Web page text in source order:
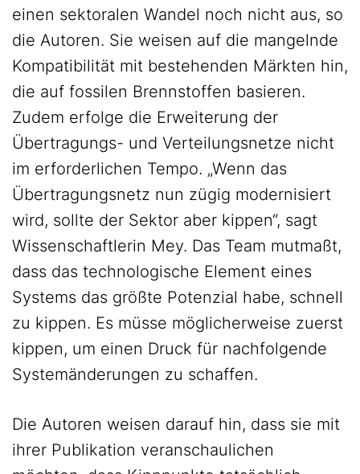
einen sektoralen Wandel noch nicht aus, so
die Autoren. Sie weisen auf die mangelnde
Kompatibilität mit bestehenden Märkten hin,
die auf fossilen Brennstoffen basieren.
Zudem erfolge die Erweiterung der
Übertragungs- und Verteilungsnetze nicht
im erforderlichen Tempo. „Wenn das
Übertragungsnetz nun zügig modernisiert
wird, sollte der Sektor aber kippen“, sagt
Wissenschaftlerin Mey. Das Team mutmaßt,
dass das technologische Element eines
Systems das größte Potenzial habe, schnell
zu kippen. Es müsse möglicherweise zuerst
kippen, um einen Druck für nachfolgende
Systemänderungen zu schaffen.
Die Autoren weisen darauf hin, dass sie mit
ihrer Publikation veranschaulichen